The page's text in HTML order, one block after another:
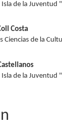
de la
Costa
Ciencias de la
de la